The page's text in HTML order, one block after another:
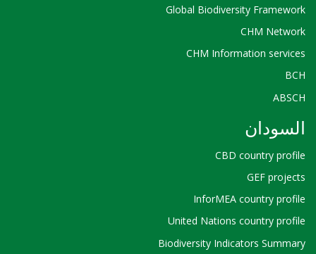
Global Biodiversity Framework
CHM Network
CHM Information services
BCH
ABSCH
السودان
CBD country profile
GEF projects
InforMEA country profile
United Nations country profile
Biodiversity Indicators Summary